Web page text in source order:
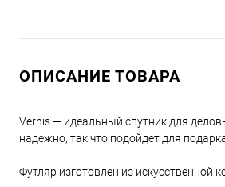
ОПИСАНИЕ ТОВАРА
Vernis — идеальный спутник для
надежно, так что подойдет для
Футляр изготовлен из искусственной